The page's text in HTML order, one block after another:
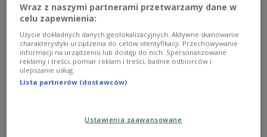
Jann i jego eksperyment na OFFie.
"Sprawdziłem swoje umiejętności"
- Koncert jest już przygotowany. To wyjątkowe
wydarzenie również dla mnie; sprawdziłem w tym
procesie swoje umiejętności - zapowiada w audycji "Tu
Wraz z naszymi partnerami przetwarzamy dane w
celu zapewnienia:
Użycie dokładnych danych geolokalizacyjnych. Aktywne skanowanie
charakterystyki urządzenia do celów identyfikacji. Przechowywanie
informacji na urządzeniu lub dostęp do nich. Spersonalizowane
reklamy i treści, pomiar reklam i treści, badnie odbiorców i
ulepszanie usług.
Lista partnerów (dostawców)
Ustawienia zaawansowane